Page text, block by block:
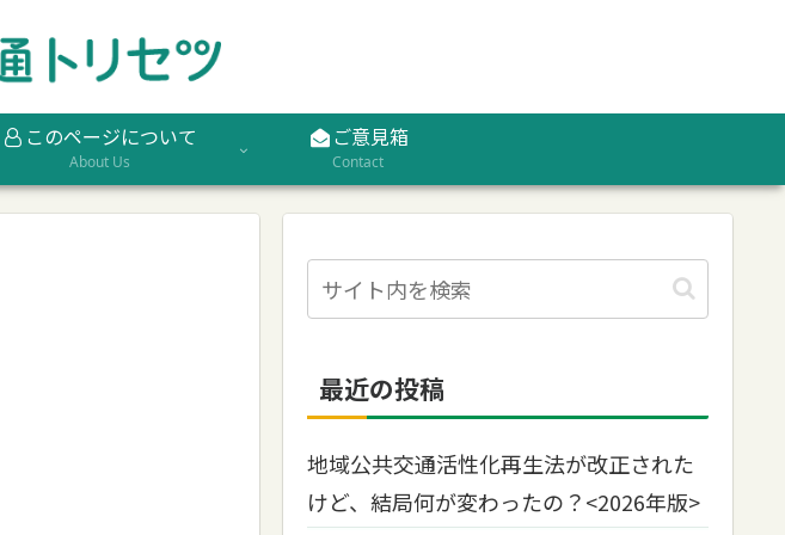
このページについて
About Us
ご意見箱
Contact
最近の投稿
地域公共交通活性化再生法が改正された
けど、結局何が変わったの？<2026年版>